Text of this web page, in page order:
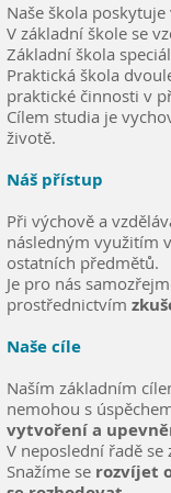
Naše škola poskytuje
V základní škole se
Základní škola
Praktická škola
praktické činnosti v
Cílem studia je
životě.
Náš přístup
Při výchově a
následným využitím
ostatních předmětů.
Je pro nás
prostřednictvím
Naše cíle
Naším základním
nemohou s
vytvoření a
V neposlední řadě se
Snažíme se rozvíjet